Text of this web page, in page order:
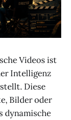
Videos ist
Intelligenz
Diese
Bilder oder
dynamische